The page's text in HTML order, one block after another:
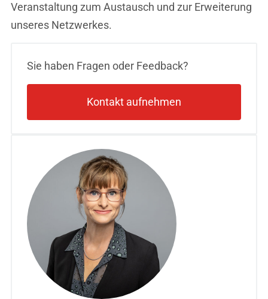
Veranstaltung zum Austausch und zur Erweiterung
unseres Netzwerkes.
Sie haben Fragen oder Feedback?
Kontakt aufnehmen